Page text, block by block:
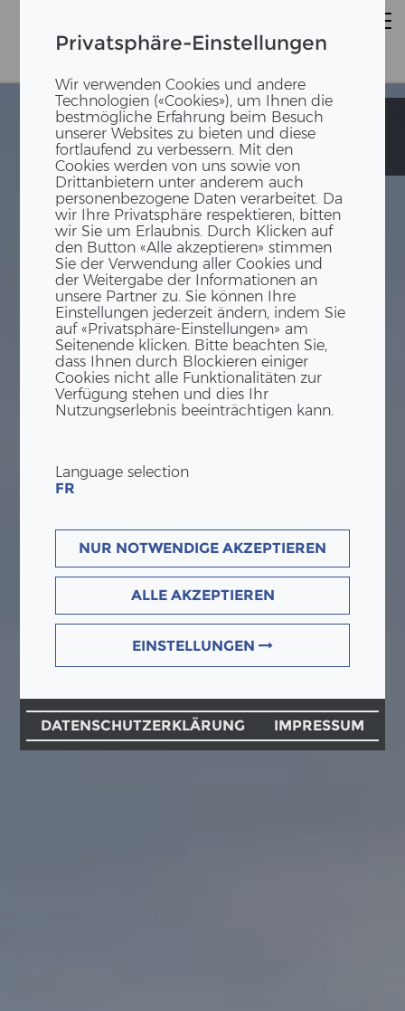
Privatsphäre-Einstellungen
Wir verwenden Cookies und andere
Technologien («Cookies»), um Ihnen die
bestmögliche Erfahrung beim Besuch
unserer Websites zu bieten und diese
fortlaufend zu verbessern. Mit den
Cookies werden von uns sowie von
Drittanbietern unter anderem auch
personenbezogene Daten verarbeitet. Da
wir Ihre Privatsphäre respektieren, bitten
wir Sie um Erlaubnis. Durch Klicken auf
den Button «Alle akzeptieren» stimmen
Sie der Verwendung aller Cookies und
der Weitergabe der Informationen an
unsere Partner zu. Sie können Ihre
Einstellungen jederzeit ändern, indem Sie
auf «Privatsphäre-Einstellungen» am
Seitenende klicken. Bitte beachten Sie,
dass Ihnen durch Blockieren einiger
Cookies nicht alle Funktionalitäten zur
Verfügung stehen und dies Ihr
Nutzungserlebnis beeinträchtigen kann.
Language selection
FR
NUR NOTWENDIGE AKZEPTIEREN
ALLE AKZEPTIEREN
EINSTELLUNGEN
DATENSCHUTZERKLÄRUNG IMPRESSUM
Immeuble
d'habitation
Katzerenstrasse
Immeuble
d'habitation
Katzerenstrasse